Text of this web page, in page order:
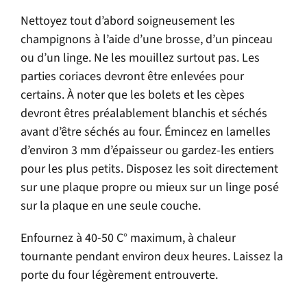
Nettoyez tout d’abord soigneusement les
champignons à l’aide d’une brosse, d’un pinceau
ou d’un linge. Ne les mouillez surtout pas. Les
parties coriaces devront être enlevées pour
certains. À noter que les bolets et les cèpes
devront êtres préalablement blanchis et séchés
avant d’être séchés au four. Émincez en lamelles
d’environ 3 mm d’épaisseur ou gardez-les entiers
pour les plus petits. Disposez les soit directement
sur une plaque propre ou mieux sur un linge posé
sur la plaque en une seule couche.
Enfournez à 40-50 C° maximum, à chaleur
tournante pendant environ deux heures. Laissez la
porte du four légèrement entrouverte.